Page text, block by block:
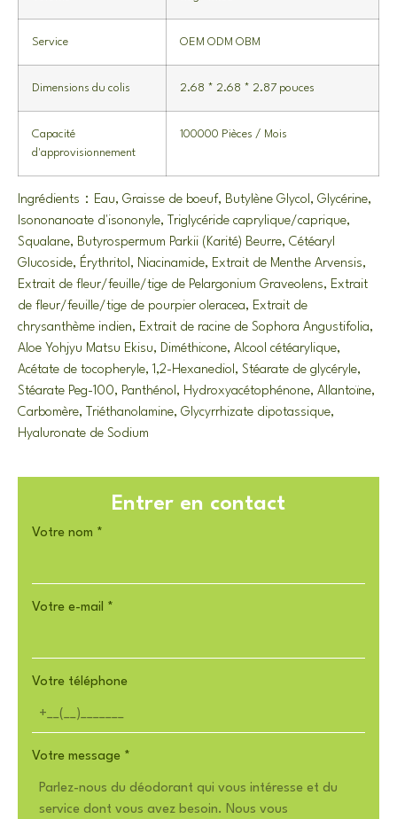
Service OEM ODM OBM
Dimensions du colis 2.68 * 2.68 * 2.87 pouces
Capacité
d'approvisionnement
100000 Pièces / Mois
Ingrédients：Eau, Graisse de boeuf, Butylène Glycol, Glycérine,
Isononanoate d'isononyle, Triglycéride caprylique/caprique,
Squalane, Butyrospermum Parkii (Karité) Beurre, Cétéaryl
Glucoside, Érythritol, Niacinamide, Extrait de Menthe Arvensis,
Extrait de fleur/feuille/tige de Pelargonium Graveolens, Extrait
de fleur/feuille/tige de pourpier oleracea, Extrait de
chrysanthème indien, Extrait de racine de Sophora Angustifolia,
Aloe Yohjyu Matsu Ekisu, Diméthicone, Alcool cétéarylique,
Acétate de tocopheryle, 1,2-Hexanediol, Stéarate de glycéryle,
Stéarate Peg-100, Panthénol, Hydroxyacétophénone, Allantoïne,
Carbomère, Triéthanolamine, Glycyrrhizate dipotassique,
Hyaluronate de Sodium
Entrer en contact
Votre nom *
Votre e-mail *
Votre téléphone
Votre message *